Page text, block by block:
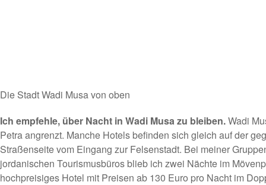
Die Stadt Wadi Musa von oben
Ich empfehle, über Nacht in Wadi Musa zu bleiben.Wadi
Petra angrenzt. Manche Hotels befinden sich gleich auf der
Straßenseite vom Eingang zur Felsenstadt. Bei meiner
jordanischen Tourismusbüros blieb ich zwei Nächte im
hochpreisiges Hotel mit Preisen ab 130 Euro pro Nacht im